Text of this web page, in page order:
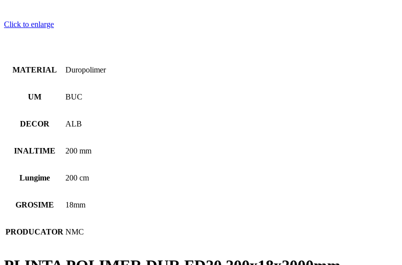
Click to enlarge
MATERIAL Duropolimer
UM BUC
DECOR ALB
INALTIME 200 mm
Lungime 200 cm
GROSIME 18mm
PRODUCATOR NMC